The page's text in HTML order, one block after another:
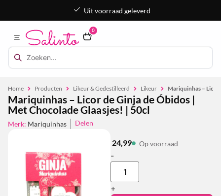
Uit voorraad geleverd
0
Home Producten Likeur & Gedestilleerd Likeur Mariquinhas – Licor
Mariquinhas – Licor de Ginja de Óbidos |
Met Chocolade Glaasjes! | 50cl
Merk: Mariquinhas Delen
24,99 Op voorraad
-
+